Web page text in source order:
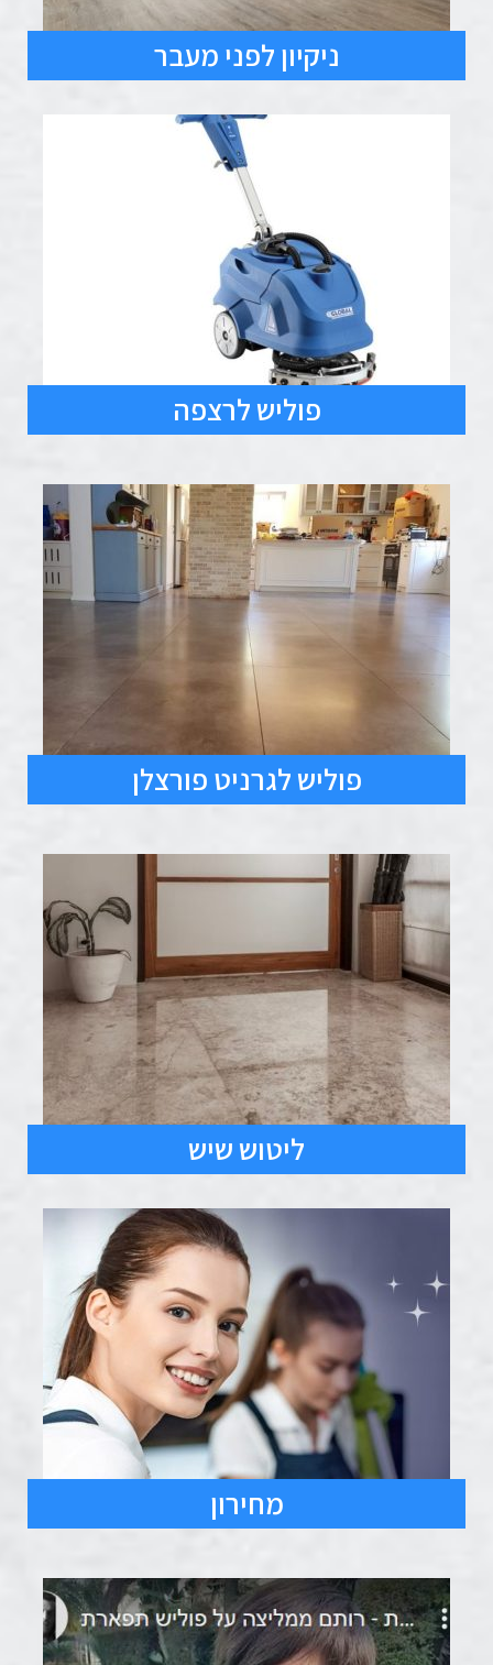
ניקיון לפני מעבר
פוליש לרצפה
פוליש לגרניט פורצלן
ליטוש שיש
מחירון